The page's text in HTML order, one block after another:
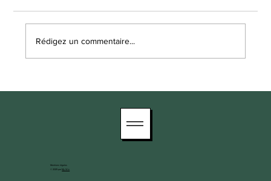
Rédigez un commentaire...
Mentions légales
© 2025 parMy Wix